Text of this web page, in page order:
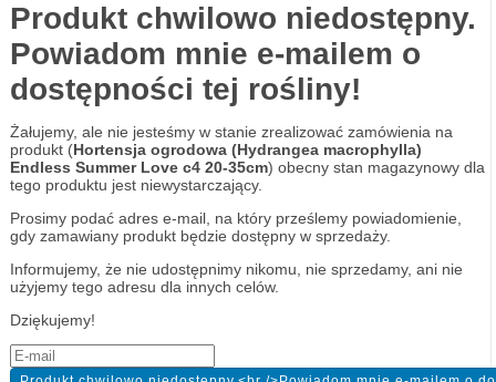
Produkt chwilowo niedostępny.
Powiadom mnie e-mailem o
dostępności tej rośliny!
Żałujemy, ale nie jesteśmy w stanie zrealizować zamówienia na
produkt (Hortensja ogrodowa (Hydrangea macrophylla)
Endless Summer Love c4 20-35cm) obecny stan magazynowy dla
tego produktu jest niewystarczający.
Prosimy podać adres e-mail, na który prześlemy powiadomienie,
gdy zamawiany produkt będzie dostępny w sprzedaży.
Informujemy, że nie udostępnimy nikomu, nie sprzedamy, ani nie
użyjemy tego adresu dla innych celów.
Dziękujemy!